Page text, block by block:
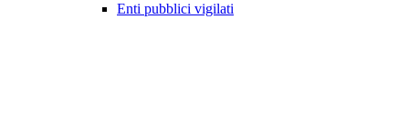
Enti pubblici vigilati